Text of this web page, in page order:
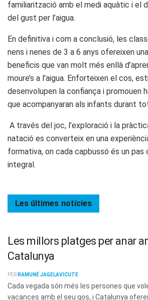
familiarització amb el medi aquàtic i el
del gust per l’aigua.
En definitiva i com a conclusió, les
nens i nenes de 3 a 6 anys ofereixen
beneficis que van molt més enllà
moure’s a l’aigua. Enforteixen el cos,
desenvolupen la confiança i promouen
que acompanyaran als infants durant
A través del joc, l’exploració i la
natació es converteix en una
formativa, on cada capbussó és un pas
integral.
Les últimes notícies
Les millors platges per anar
Catalunya
PER RAMUNÉ JAGELAVICUTE
Cada vegada són més les persones que
vacances amb el seu gos, i Catalunya